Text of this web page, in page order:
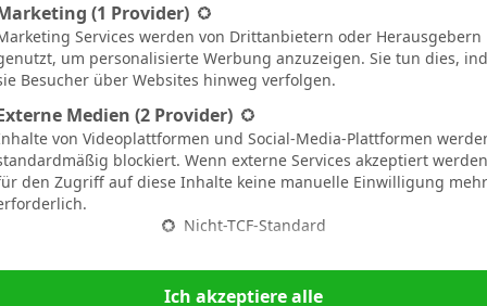
1 2 Real Madrid
3 1
1 1 Real Betis
3
1 0 Valencia
(1 Provider)
Services werden von Drittanbietern oder Herausgebern
um personalisierte Werbung anzuzeigen. Sie tun dies,
Besucher über Websites hinweg verfolgen.
Medien (2 Provider)
von Videoplattformen und Social-Media-Plattformen
blockiert. Wenn externe Services akzeptiert
den Zugriff auf diese Inhalte keine manuelle Einwilligung mehr
Nicht-TCF-Standard
Ich akzeptiere alle